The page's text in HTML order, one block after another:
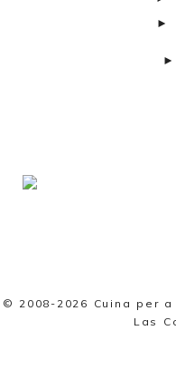
►
►
© 2008-2026 Cuina per
Las